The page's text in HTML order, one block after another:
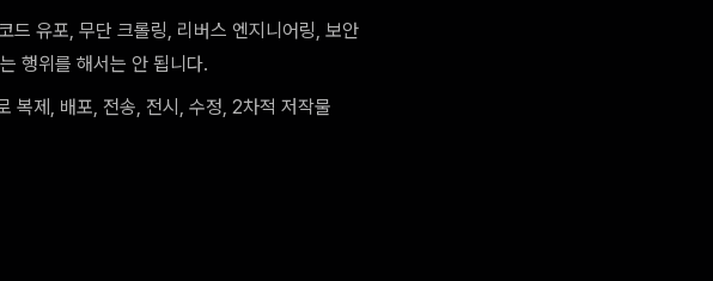
드 유포, 무단 크롤링, 리버스 엔지니어링, 보안
행위를 해서는 안 됩니다.
복제, 배포, 전송, 전시, 수정, 2차적 저작물